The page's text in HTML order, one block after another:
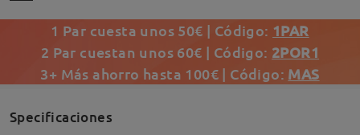
1 Par cuesta unos 50€ | Código: 1PAR
2 Par cuestan unos 60€ | Código: 2POR1
3+ Más ahorro hasta 100€ | Código: MAS
Specificaciones